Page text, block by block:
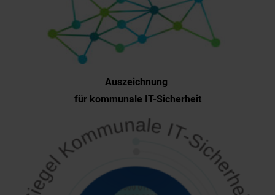
Auszeichnung
für kommunale IT-Sicherheit